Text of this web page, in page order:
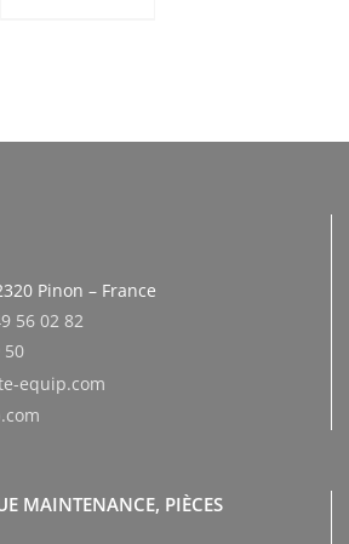
Pinon – France
56 02 82
50
equip.com
MAINTENANCE, PIÈCES